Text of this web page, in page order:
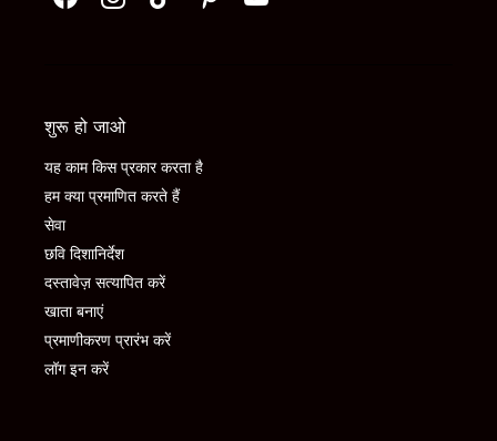
शुरू हो जाओ
यह काम किस प्रकार करता है
हम क्या प्रमाणित करते हैं
सेवा
छवि दिशानिर्देश
दस्तावेज़ सत्यापित करें
खाता बनाएं
प्रमाणीकरण प्रारंभ करें
लॉग इन करें